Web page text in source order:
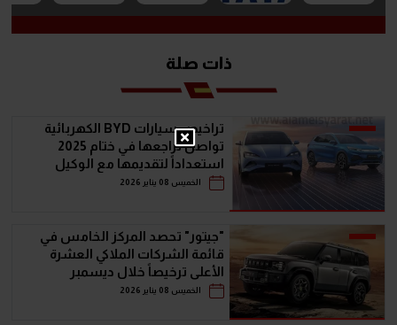
ذات صلة
تراخيص سيارات BYD الكهربائية
تواصل تراجعها في ختام 2025
استعداداً لتقديمها مع الوكيل
الجديدالخميس 08 يناير 2026
"جيتور" تحصد المركز الخامس في
قائمة الشركات الملاكي العشرة
الأعلى ترخيصاً خلال ديسمبر
الخميس 08 يناير 2026